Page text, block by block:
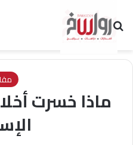
بحث عن
ماذا خسرت